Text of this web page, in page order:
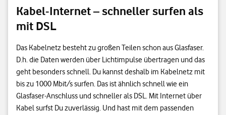
Kabel-Internet – schneller surfen als
mit DSL
Das Kabelnetz besteht zu großen Teilen schon aus Glasfaser.
D.h. die Daten werden über Lichtimpulse übertragen und das
geht besonders schnell. Du kannst deshalb im Kabelnetz mit
bis zu 1000 Mbit/s surfen. Das ist ähnlich schnell wie ein
Glasfaser-Anschluss und schneller als DSL. Mit Internet über
Kabel surfst Du zuverlässig. Und hast mit dem passenden